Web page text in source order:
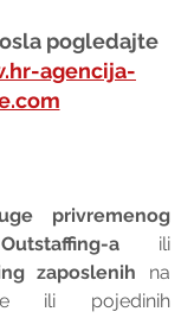
pogledajte
agencija-
privremenog
Outstaffing-a
  ili
zaposlenih na
ili pojedinih